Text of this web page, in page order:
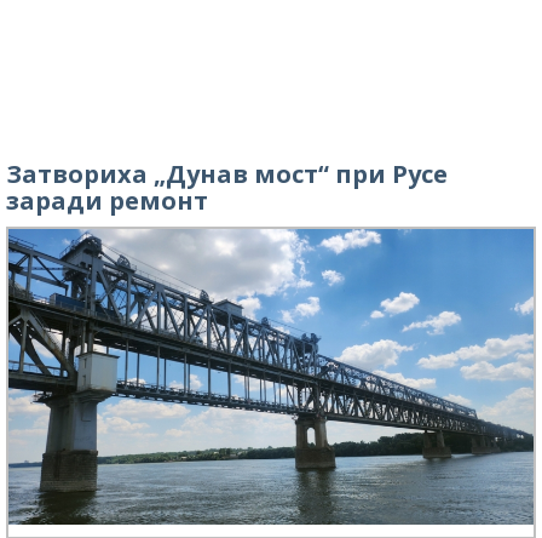
Затвориха „Дунав мост“ при Русе
заради ремонт